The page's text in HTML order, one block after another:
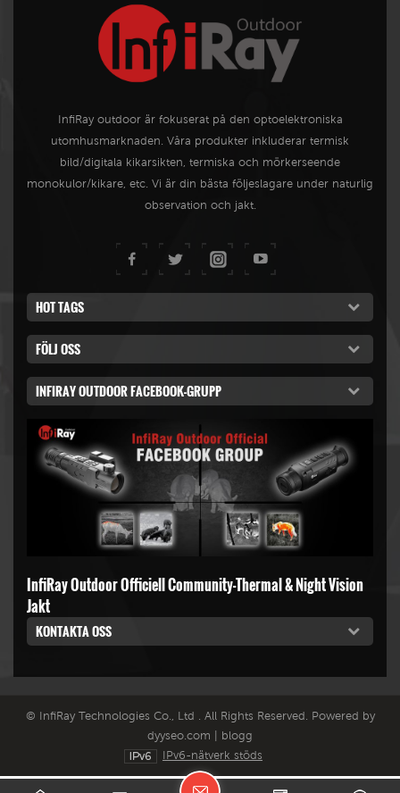
InfiRay outdoor är fokuserat på den optoelektroniska
utomhusmarknaden. Våra produkter inkluderar termisk
bild/digitala kikarsikten, termiska och mörkerseende
monokulor/kikare, etc. Vi är din bästa följeslagare under naturlig
observation och jakt.
HOT TAGS
FÖLJ OSS
INFIRAY OUTDOOR FACEBOOK-GRUPP
InfiRay Outdoor Officiell Community-Thermal & Night Vision
Jakt
KONTAKTA OSS
© InfiRay Technologies Co., Ltd . All Rights Reserved. Powered by
dyyseo.com
blogg
IPv6-nätverk stöds